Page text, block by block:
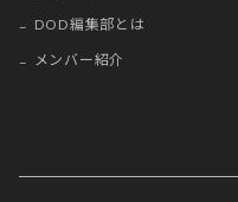
DOD編集部とは
メンバー紹介